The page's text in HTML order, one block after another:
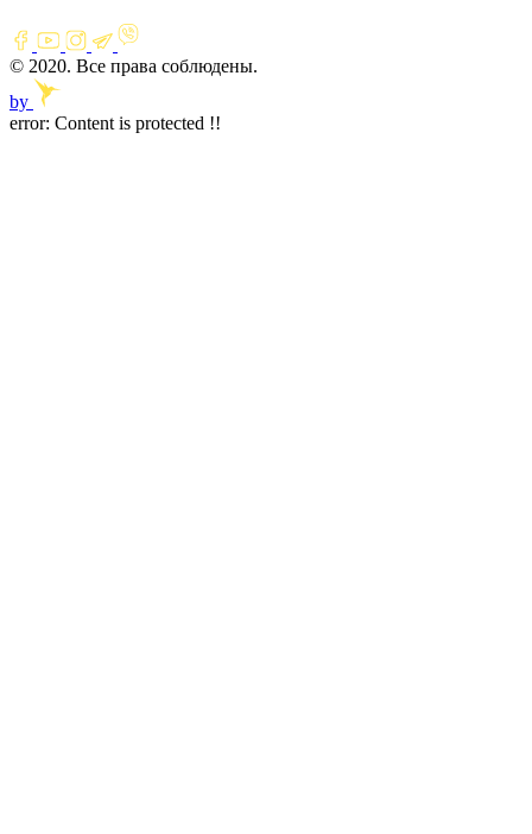
© 2020. Все права соблюдены.
by
error: Content is protected !!